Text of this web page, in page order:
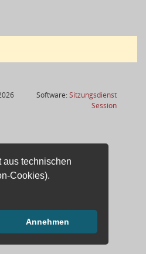
aus technischen
Cookies).
Annehmen
Software:Sitzungsdienst
Session(Wird in